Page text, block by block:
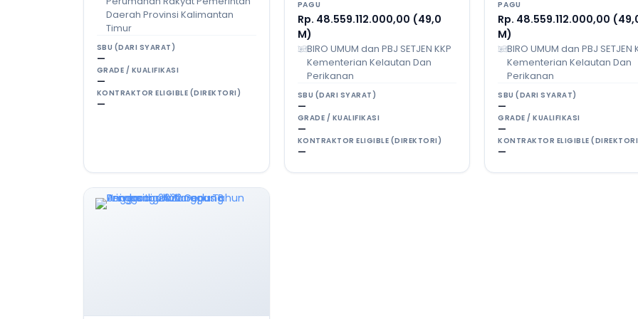
Daerah Provinsi Kalimantan
Timur
SBU (DARI SYARAT)
—
GRADE / KUALIFIKASI
—
KONTRAKTOR ELIGIBLE (DIREKTORI)
—
PAGU
Rp. 48.559.112.000,00 (49,0
M)
BIRO UMUM dan PBJ SETJEN KKP
Kementerian Kelautan Dan
Perikanan
SBU (DARI SYARAT)
—
GRADE / KUALIFIKASI
—
KONTRAKTOR ELIGIBLE (DIREKTORI)
—
PAGU
Rp. 48.559.112.000,00
M)
BIRO UMUM dan PBJ SETJEN
Kementerian Kelautan Dan
Perikanan
SBU (DARI SYARAT)
—
GRADE / KUALIFIKASI
—
KONTRAKTOR ELIGIBLE
—